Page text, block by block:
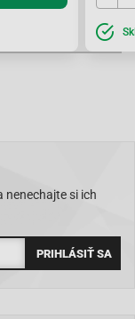
nenechajte si ich